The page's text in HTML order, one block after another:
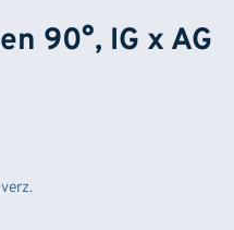
90°, IG x AG